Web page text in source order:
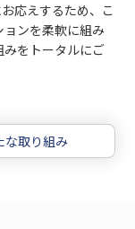
応えするため、こ
ンを柔軟に組み
をトータルにご
な取り組み